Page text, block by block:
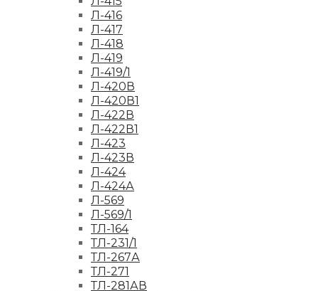
Л-416
Л-417
Л-418
Л-419
Л-419/1
Л-420В
Л-420В1
Л-422В
Л-422В1
Л-423
Л-423В
Л-424
Л-424А
Л-569
Л-569/1
ТЛ-164
ТЛ-231/1
ТЛ-267А
ТЛ-271
ТЛ-281АВ